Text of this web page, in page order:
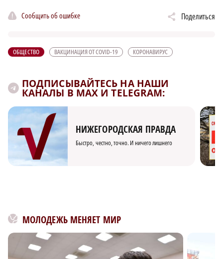
Сообщить об ошибке Поделиться
ОБЩЕСТВО ВАКЦИНАЦИЯ ОТ COVID-19 КОРОНАВИРУС
ПОДПИСЫВАЙТЕСЬ НА НАШИ
КАНАЛЫ В MAX И TELEGRAM:
НИЖЕГОРОДСКАЯ ПРАВДА
Быстро, честно, точно. И ничего лишнего
МОЛОДЕЖЬ МЕНЯЕТ МИР